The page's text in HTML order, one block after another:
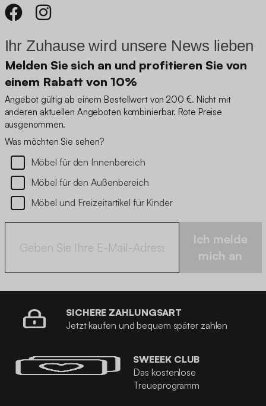
Ihr Zuhause wird unsere News lieben
Melden Sie sich an und profitieren Sie von
einem Rabatt von 10%
Angebot gültig ab einem Bestellwert von 200 €. Nicht mit
anderen aktuellen Angeboten kombinierbar. Rote Preise
ausgenommen.
Was möchten Sie sehen?
Möbel für den Innenbereich
Möbel für den Außenbereich
Möbel und Freizeitartikel für Kinder
Ich melde
mich an
SICHERE ZAHLUNGSART
Jetzt kaufen und bequem später zahlen
SWEEEK CLUB
Das kostenlose
Treueprogramm